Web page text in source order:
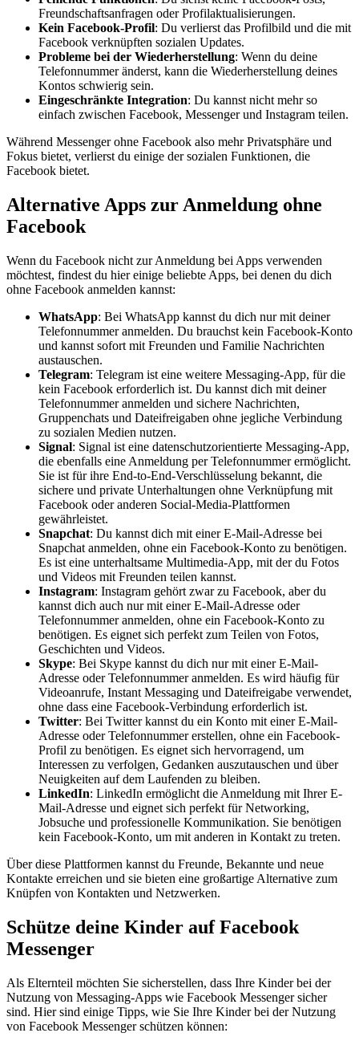
Freundschaftsanfragen oder Profilaktualisierungen.
Kein Facebook-Profil: Du verlierst das Profilbild und die mit
Facebook verknüpften sozialen Updates.
Probleme bei der Wiederherstellung: Wenn du deine
Telefonnummer änderst, kann die Wiederherstellung deines
Kontos schwierig sein.
Eingeschränkte Integration: Du kannst nicht mehr so
einfach zwischen Facebook, Messenger und Instagram teilen.
Während Messenger ohne Facebook also mehr Privatsphäre und
Fokus bietet, verlierst du einige der sozialen Funktionen, die
Facebook bietet.
Alternative Apps zur Anmeldung ohne
Facebook
Wenn du Facebook nicht zur Anmeldung bei Apps verwenden
möchtest, findest du hier einige beliebte Apps, bei denen du dich
ohne Facebook anmelden kannst:
WhatsApp: Bei WhatsApp kannst du dich nur mit deiner
Telefonnummer anmelden. Du brauchst kein Facebook-Konto
und kannst sofort mit Freunden und Familie Nachrichten
austauschen.
Telegram: Telegram ist eine weitere Messaging-App, für die
kein Facebook erforderlich ist. Du kannst dich mit deiner
Telefonnummer anmelden und sichere Nachrichten,
Gruppenchats und Dateifreigaben ohne jegliche Verbindung
zu sozialen Medien nutzen.
Signal: Signal ist eine datenschutzorientierte Messaging-App,
die ebenfalls eine Anmeldung per Telefonnummer ermöglicht.
Sie ist für ihre End-to-End-Verschlüsselung bekannt, die
sichere und private Unterhaltungen ohne Verknüpfung mit
Facebook oder anderen Social-Media-Plattformen
gewährleistet.
Snapchat: Du kannst dich mit einer E-Mail-Adresse bei
Snapchat anmelden, ohne ein Facebook-Konto zu benötigen.
Es ist eine unterhaltsame Multimedia-App, mit der du Fotos
und Videos mit Freunden teilen kannst.
Instagram: Instagram gehört zwar zu Facebook, aber du
kannst dich auch nur mit einer E-Mail-Adresse oder
Telefonnummer anmelden, ohne ein Facebook-Konto zu
benötigen. Es eignet sich perfekt zum Teilen von Fotos,
Geschichten und Videos.
Skype: Bei Skype kannst du dich nur mit einer E-Mail-
Adresse oder Telefonnummer anmelden. Es wird häufig für
Videoanrufe, Instant Messaging und Dateifreigabe verwendet,
ohne dass eine Facebook-Verbindung erforderlich ist.
Twitter: Bei Twitter kannst du ein Konto mit einer E-Mail-
Adresse oder Telefonnummer erstellen, ohne ein Facebook-
Profil zu benötigen. Es eignet sich hervorragend, um
Interessen zu verfolgen, Gedanken auszutauschen und über
Neuigkeiten auf dem Laufenden zu bleiben.
LinkedIn: LinkedIn ermöglicht die Anmeldung mit Ihrer E-
Mail-Adresse und eignet sich perfekt für Networking,
Jobsuche und professionelle Kommunikation. Sie benötigen
kein Facebook-Konto, um mit anderen in Kontakt zu treten.
Über diese Plattformen kannst du Freunde, Bekannte und neue
Kontakte erreichen und sie bieten eine großartige Alternative zum
Knüpfen von Kontakten und Netzwerken.
Schütze deine Kinder auf Facebook
Messenger
Als Elternteil möchten Sie sicherstellen, dass Ihre Kinder bei der
Nutzung von Messaging-Apps wie Facebook Messenger sicher
sind. Hier sind einige Tipps, wie Sie Ihre Kinder bei der Nutzung
von Facebook Messenger schützen können: